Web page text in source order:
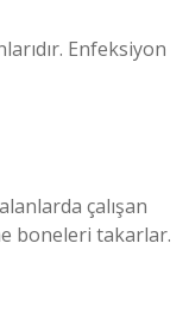
Enfeksiyon
çalışan
boneleri takarlar.